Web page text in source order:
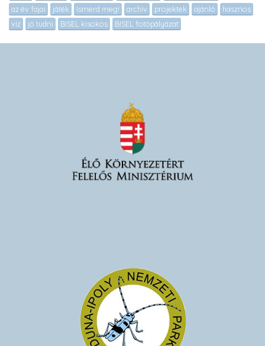
az év fajai
játék Ismerd meg! archív projektek ajánló
hasznos
víz
jó tudni BISEL kisokos BISEL fotópályázat